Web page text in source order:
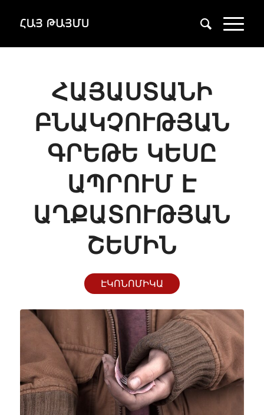
ՀԱՅԱՍՏԱՆԻ
ԲՆԱԿՉՈՒԹՅԱՆ
ԳՐԵԹԵ ԿԵՍԸ
ԱՊՐՈՒՄ Է
ԱՂՔԱՏՈՒԹՅԱՆ
ՇԵՄԻՆ
ԷԿՈՆՈՄԻԿԱ